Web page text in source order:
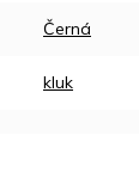
Černá
kluk